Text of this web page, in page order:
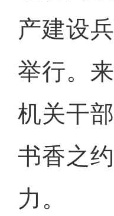
产建设
举行。
机关干
书香之
力。